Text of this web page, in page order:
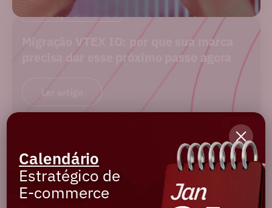
BLOG MERCADO
Migração VTEX IO: por que sua marca
precisa dar esse próximo passo agora
Calendário
Estratégico de
E-commerce